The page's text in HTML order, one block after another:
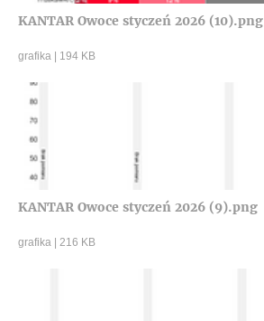
KANTAR Owoce styczeń 2026 (10).png
grafika | 194 KB
KANTAR Owoce styczeń 2026 (9).png
grafika | 216 KB